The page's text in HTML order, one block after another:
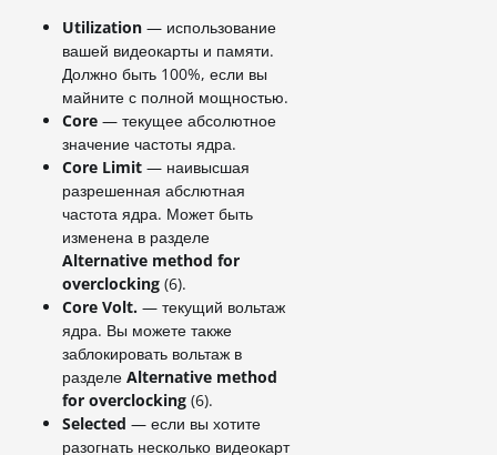
Utilization — использование
вашей видеокарты и памяти.
Должно быть 100%, если вы
майните с полной мощностью.
Core — текущее абсолютное
значение частоты ядра.
Core Limit — наивысшая
разрешенная абслютная
частота ядра. Может быть
изменена в разделе
Alternative method for
overclocking (6).
Core Volt. — текущий вольтаж
ядра. Вы можете также
заблокировать вольтаж в
разделе Alternative method
for overclocking (6).
Selected — если вы хотите
разогнать несколько видеокарт